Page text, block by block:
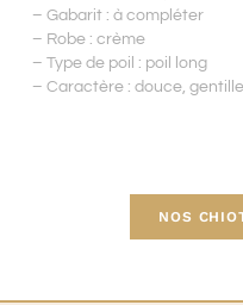
– Gabarit : à compléter
– Robe : crème
– Type de poil : poil long
– Caractère : douce,
NOS